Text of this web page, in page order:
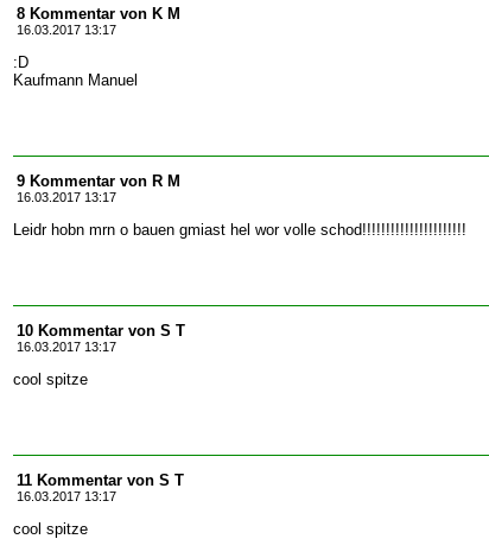
8 Kommentar von K M
16.03.2017 13:17
:D
Kaufmann Manuel
9 Kommentar von R M
16.03.2017 13:17
Leidr hobn mrn o bauen gmiast hel wor volle schod!!!!!!!!!!!!!!!!!!!!!!
10 Kommentar von S T
16.03.2017 13:17
cool spitze
11 Kommentar von S T
16.03.2017 13:17
cool spitze